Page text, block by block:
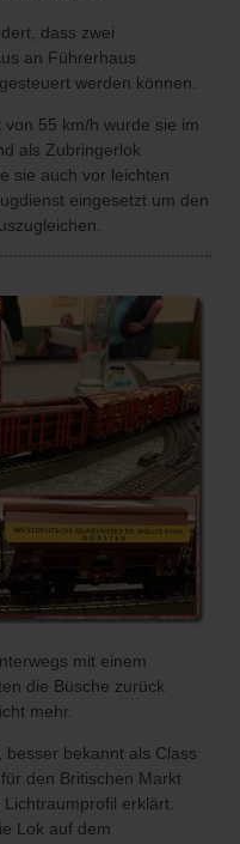
dass zwei
an Führerhaus
werden können.
55 km/h wurde sie im
als Zubringerlok
sie auch vor leichten
eingesetzt um den
mit einem
die Büsche zurück
mehr.
besser bekannt als Class
den Britischen Markt
erklärt.
Lok auf dem